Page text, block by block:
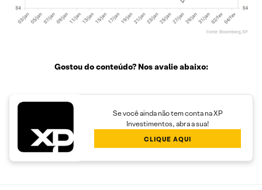
Gostou do conteúdo? Nos avalie abaixo:
Se você ainda não tem conta na XP
Investimentos, abra a sua!
CLIQUE AQUI